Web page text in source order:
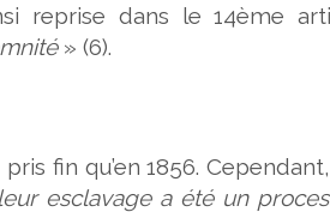
reprise dans le 14ème
» (6).
fin qu’en 1856.
esclavage a été un